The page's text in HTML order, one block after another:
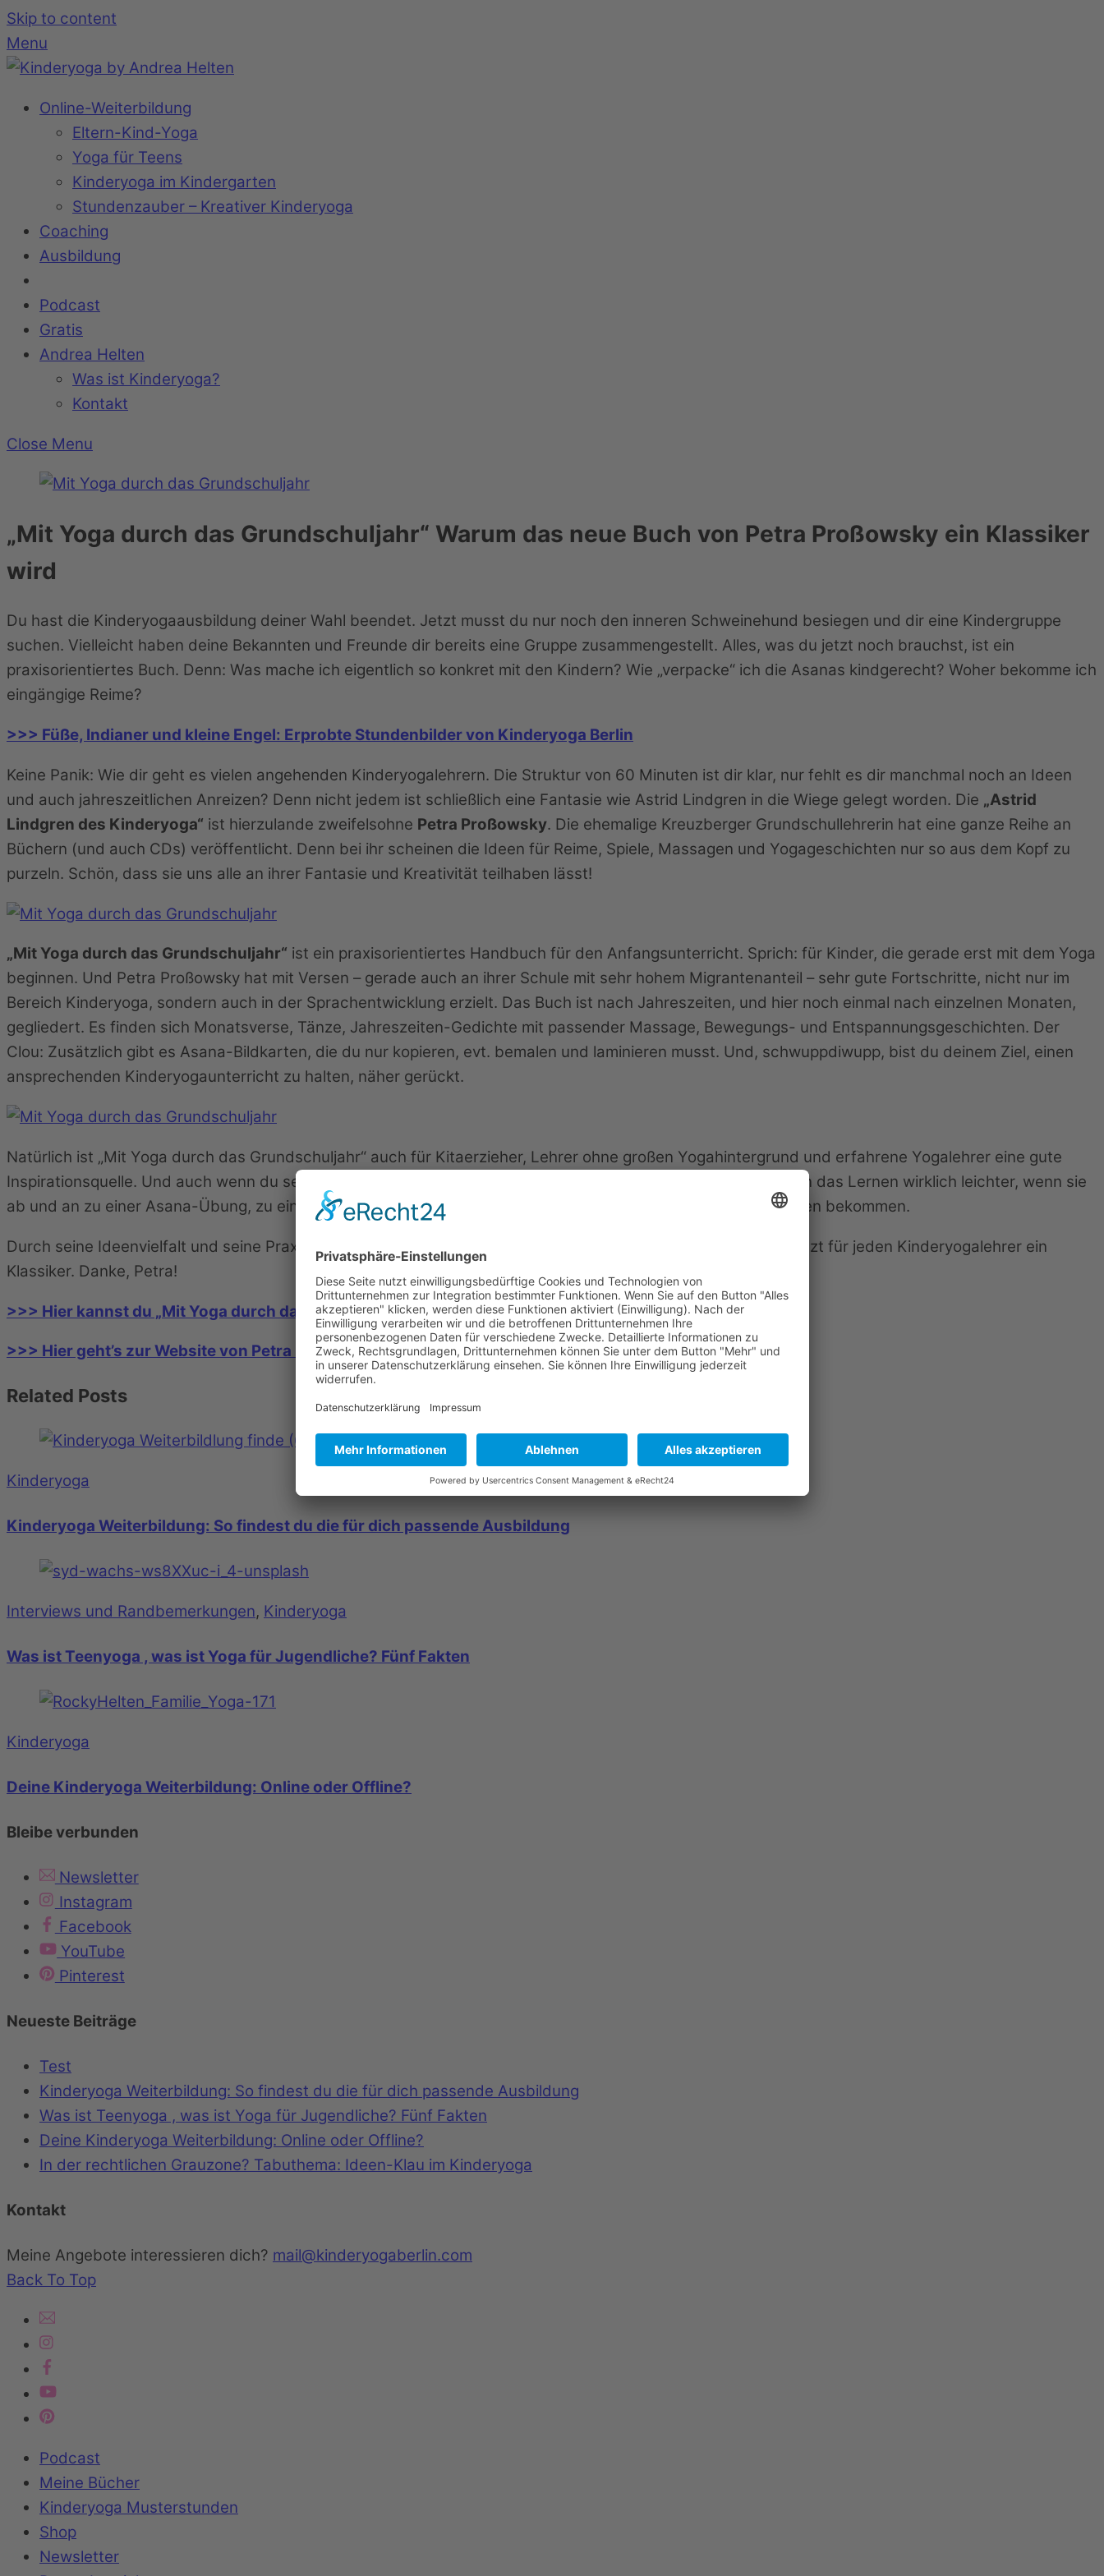
Skip to content
Menu
Online-Weiterbildung
Eltern-Kind-Yoga
Yoga für Teens
Kinderyoga im Kindergarten
Stundenzauber – Kreativer Kinderyoga
Coaching
Ausbildung
Podcast
Gratis
Andrea Helten
Was ist Kinderyoga?
Kontakt
Close Menu
„Mit Yoga durch das Grundschuljahr“ Warum das neue Buch von Petra Proßowsky ein Klassiker
wird
Du hast die Kinderyogaausbildung deiner Wahl beendet. Jetzt musst du nur noch den inneren Schweinehund besiegen und dir eine Kindergruppe
suchen. Vielleicht haben deine Bekannten und Freunde dir bereits eine Gruppe zusammengestellt. Alles, was du jetzt noch brauchst, ist ein
praxisorientiertes Buch. Denn: Was mache ich eigentlich so konkret mit den Kindern? Wie „verpacke“ ich die Asanas kindgerecht? Woher bekomme ich
eingängige Reime?
>>> Füße, Indianer und kleine Engel: Erprobte Stundenbilder von Kinderyoga Berlin
Keine Panik: Wie dir geht es vielen angehenden Kinderyogalehrern. Die Struktur von 60 Minuten ist dir klar, nur fehlt es dir manchmal noch an Ideen
und auch jahreszeitlichen Anreizen? Denn nicht jedem ist schließlich eine Fantasie wie Astrid Lindgren in die Wiege gelegt worden. Die „Astrid
Lindgren des Kinderyoga“ ist hierzulande zweifelsohne Petra Proßowsky. Die ehemalige Kreuzberger Grundschullehrerin hat eine ganze Reihe an
Büchern (und auch CDs) veröffentlicht. Denn bei ihr scheinen die Ideen für Reime, Spiele, Massagen und Yogageschichten nur so aus dem Kopf zu
purzeln. Schön, dass sie uns alle an ihrer Fantasie und Kreativität teilhaben lässt!
„Mit Yoga durch das Grundschuljahr“ ist ein praxisorientiertes Handbuch für den Anfangsunterricht. Sprich: für Kinder, die gerade erst mit dem Yoga
beginnen. Und Petra Proßowsky hat mit Versen – gerade auch an ihrer Schule mit sehr hohem Migrantenanteil – sehr gute Fortschritte, nicht nur im
Bereich Kinderyoga, sondern auch in der Sprachentwicklung erzielt. Das Buch ist nach Jahreszeiten, und hier noch einmal nach einzelnen Monaten,
gegliedert. Es finden sich Monatsverse, Tänze, Jahreszeiten-Gedichte mit passender Massage, Bewegungs- und Entspannungsgeschichten. Der
Clou: Zusätzlich gibt es Asana-Bildkarten, die du nur kopieren, evt. bemalen und laminieren musst. Und, schwuppdiwupp, bist du deinem Ziel, einen
ansprechenden Kinderyogaunterricht zu halten, näher gerückt.
Natürlich ist „Mit Yoga durch das Grundschuljahr“ auch für Kitaerzieher, Lehrer ohne großen Yogahintergrund und erfahrene Yogalehrer eine gute
Inspirationsquelle. Und auch wenn du selbst kein
bist: Meiner Erfahrung nach fällt den Kindern das Lernen wirklich leichter, wenn sie
ab und an zu einer Asana-Übung, zu einer Massage einen Vers (bei mir immer gerne auch einen Rap) angeboten bekommen.
Durch seine Ideenvielfalt und seine Praxisorientierung ist „Mit Yoga durch das Grundschuljahr“ sicher schon jetzt für jeden Kinderyogalehrer ein
Klassiker. Danke, Petra!
>>> Hier kannst du „Mit Yoga durch das Grundschuljahr“ bei Amazon bestellen
>>> Hier geht’s zur Website von Petra Proßowsky
Related Posts
Kinderyoga
Kinderyoga Weiterbildung: So findest du die für dich passende Ausbildung
Interviews und Randbemerkungen, Kinderyoga
Was ist Teenyoga , was ist Yoga für Jugendliche? Fünf Fakten
Kinderyoga
Deine Kinderyoga Weiterbildung: Online oder Offline?
Bleibe verbunden
Newsletter
Instagram
Facebook
YouTube
Pinterest
Neueste Beiträge
Test
Kinderyoga Weiterbildung: So findest du die für dich passende Ausbildung
Was ist Teenyoga , was ist Yoga für Jugendliche? Fünf Fakten
Deine Kinderyoga Weiterbildung: Online oder Offline?
In der rechtlichen Grauzone? Tabuthema: Ideen-Klau im Kinderyoga
Kontakt
Meine Angebote interessieren dich? mail@kinderyogaberlin.com
Back To Top
Podcast
Meine Bücher
Kinderyoga Musterstunden
Shop
Newsletter